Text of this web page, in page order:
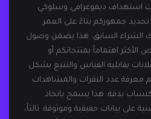
استهداف ديموغرافي وسلوكي
جمهوركم بناءً على العمر
الشراء السابق. هذا يضمن وصول
الأكثر اهتماماً بمنتجاتكم أو
بقابلية القياس والتتبع بشكل
معرفة عدد النقرات والمشاهدات
بدقة. هذا يسمح باتخاذ
على بيانات حقيقية وموثوقة. ثالثاً،